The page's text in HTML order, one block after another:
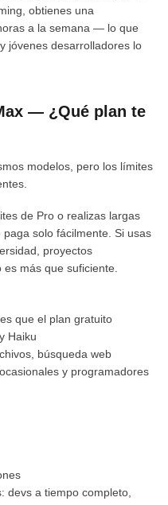
obtienes una
a la semana — lo que
jóvenes desarrolladores lo
— ¿Qué plan te
modelos, pero los límites
de Pro o realizas largas
solo fácilmente. Si usas
proyectos
más que suficiente.
que el plan gratuito
Haiku
búsqueda web
y programadores
devs a tiempo completo,